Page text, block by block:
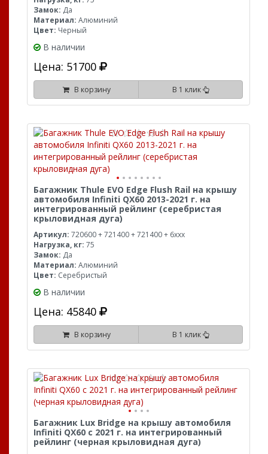
Замок: Да
Материал: Алюминий
Цвет: Черный
В наличии
Цена: 51700
В корзину В 1 клик
Багажник Thule EVO Edge Flush Rail на крышу
автомобиля Infiniti QX60 2013-2021 г. на
интегрированный рейлинг (серебристая
крыловидная дуга)
Артикул: 720600 + 721400 + 721400 + 6xxx
Нагрузка, кг: 75
Замок: Да
Материал: Алюминий
Цвет: Серебристый
В наличии
Цена: 45840
В корзину В 1 клик
Багажник Lux Bridge на крышу автомобиля
Infiniti QX60 с 2021 г. на интегрированный
рейлинг (черная крыловидная дуга)